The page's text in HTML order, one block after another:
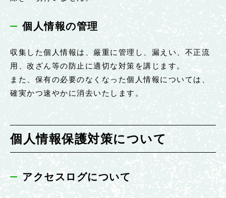
個人情報の管理
収集した個人情報は、厳重に管理し、漏えい、不正流
用、改ざん等の防止に適切な対策を講じます。
また、保有の必要のなくなった個人情報については、
確実かつ速やかに消去いたします。
個人情報保護対策について
アクセスログについて